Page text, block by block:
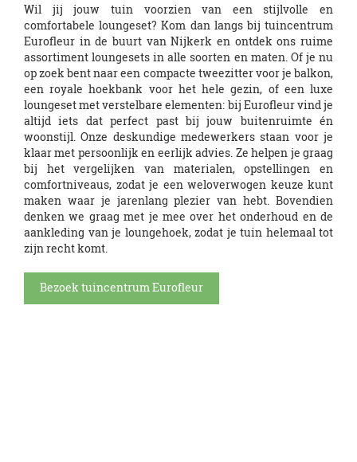
Wil jij jouw tuin voorzien van een stijlvolle en
comfortabele loungeset? Kom dan langs bij tuincentrum
Eurofleur in de buurt van Nijkerk en ontdek ons ruime
assortiment loungesets in alle soorten en maten. Of je nu
op zoek bent naar een compacte tweezitter voor je balkon,
een royale hoekbank voor het hele gezin, of een luxe
loungeset met verstelbare elementen: bij Eurofleur vind je
altijd iets dat perfect past bij jouw buitenruimte én
woonstijl. Onze deskundige medewerkers staan voor je
klaar met persoonlijk en eerlijk advies. Ze helpen je graag
bij het vergelijken van materialen, opstellingen en
comfortniveaus, zodat je een weloverwogen keuze kunt
maken waar je jarenlang plezier van hebt. Bovendien
denken we graag met je mee over het onderhoud en de
aankleding van je loungehoek, zodat je tuin helemaal tot
zijn recht komt.
Bezoek tuincentrum Eurofleur